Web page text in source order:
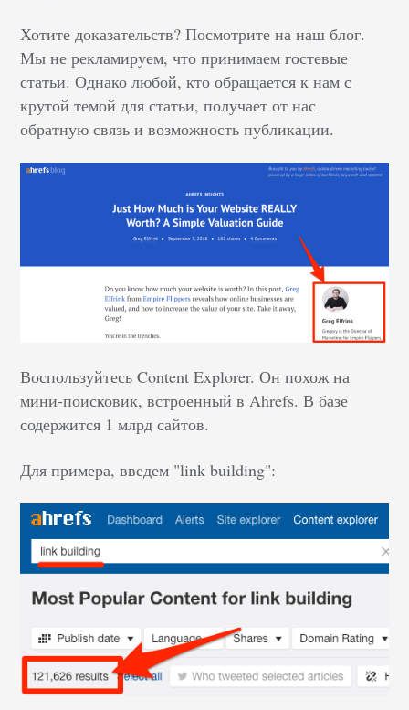
Хотите доказательств? Посмотрите на наш блог.
Мы не рекламируем, что принимаем гостевые
статьи. Однако любой, кто обращается к нам с
крутой темой для статьи, получает от нас
обратную связь и возможность публикации.
Воспользуйтесь Content Explorer. Он похож на
мини-поисковик, встроенный в Ahrefs. В базе
содержится 1 млрд сайтов.
Для примера, введем "link building":